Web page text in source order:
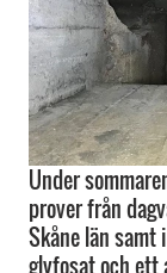
Under
prover från
Skåne län samt
glyfosat och ett